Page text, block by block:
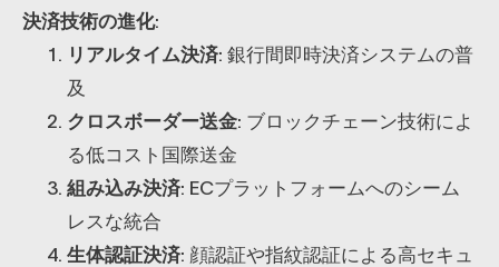
決済技術の進化:
リアルタイム決済: 銀行間即時決済システムの普
及
クロスボーダー送金: ブロックチェーン技術によ
る低コスト国際送金
組み込み決済: ECプラットフォームへのシーム
レスな統合
生体認証決済: 顔認証や指紋認証による高セキュ